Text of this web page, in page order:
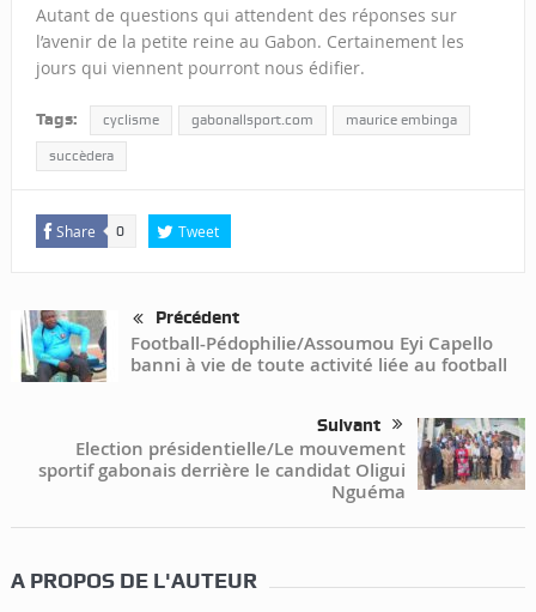
Autant de questions qui attendent des réponses sur
l’avenir de la petite reine au Gabon. Certainement les
jours qui viennent pourront nous édifier.
Tags: cyclisme gabonallsport.com maurice embinga
succèdera
Share 0 Tweet
Précédent
Football-Pédophilie/Assoumou Eyi Capello
banni à vie de toute activité liée au football
Suivant
Election présidentielle/Le mouvement
sportif gabonais derrière le candidat Oligui
Nguéma
A PROPOS DE L'AUTEUR